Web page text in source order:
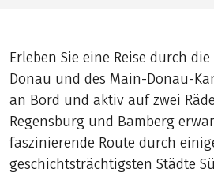
Erleben Sie eine Reise durch
Donau und des Main-Donau-
an Bord und aktiv auf zwei
Regensburg und Bamberg
faszinierende Route durch
geschichtsträchtigsten Städte